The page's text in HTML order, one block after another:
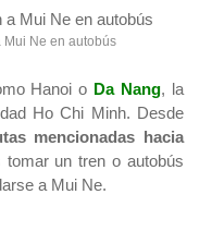
Mui Ne en autobús
Hanoi o Da Nang, la
Ho Chi Minh. Desde
mencionadas hacia
tomar un tren o autobús
a Mui Ne.